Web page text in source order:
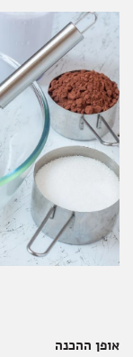
אופן ההכנה